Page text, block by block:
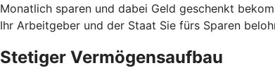
Monatlich sparen und dabei Geld geschenkt
Ihr Arbeitgeber und der Staat Sie fürs Sparen
Stetiger Vermögensaufbau